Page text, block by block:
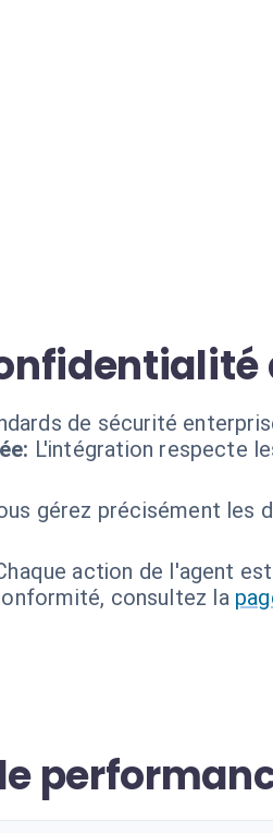
de sécurité
L'intégration respecte
gérez précisément les
action de l'agent
consultez la